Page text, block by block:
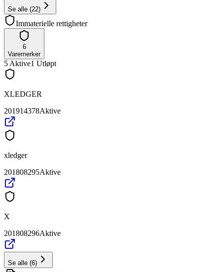
Se alle (22)
Immaterielle rettigheter
6
Varemerker
5 Aktive1 Utløpt
XLEDGER
201914378Aktive
xledger
201808295Aktive
X
201808296Aktive
Se alle (6)